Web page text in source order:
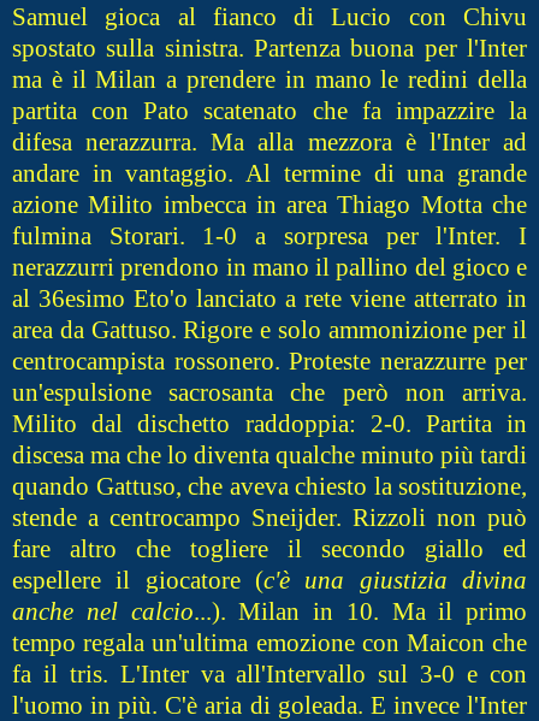
Samuel gioca al fianco di Lucio con Chivu
spostato sulla sinistra. Partenza buona per l'Inter
ma è il Milan a prendere in mano le redini della
partita con Pato scatenato che fa impazzire la
difesa nerazzurra. Ma alla mezzora è l'Inter ad
andare in vantaggio. Al termine di una grande
azione Milito imbecca in area Thiago Motta che
fulmina Storari. 1-0 a sorpresa per l'Inter. I
nerazzurri prendono in mano il pallino del gioco e
al 36esimo Eto'o lanciato a rete viene atterrato in
area da Gattuso. Rigore e solo ammonizione per il
centrocampista rossonero. Proteste nerazzurre per
un'espulsione sacrosanta che però non arriva.
Milito dal dischetto raddoppia: 2-0. Partita in
discesa ma che lo diventa qualche minuto più tardi
quando Gattuso, che aveva chiesto la sostituzione,
stende a centrocampo Sneijder. Rizzoli non può
fare altro che togliere il secondo giallo ed
espellere il giocatore (c'è una giustizia divina
anche nel calcio...). Milan in 10. Ma il primo
tempo regala un'ultima emozione con Maicon che
fa il tris. L'Inter va all'Intervallo sul 3-0 e con
l'uomo in più. C'è aria di goleada. E invece l'Inter